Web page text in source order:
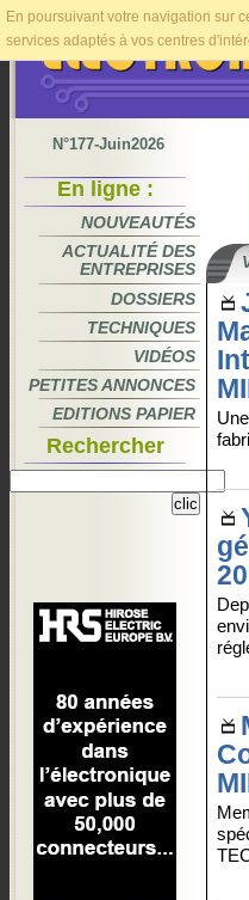
En poursuivant votre navigation sur
services adaptés à vos centres
N°177-Juin2026
En ligne :
NOUVEAUTÉS
ACTUALITÉ DES
ENTREPRISES
DOSSIERS
TECHNIQUES
VIDÉOS
PETITES ANNONCES
EDITIONS PAPIER
Rechercher